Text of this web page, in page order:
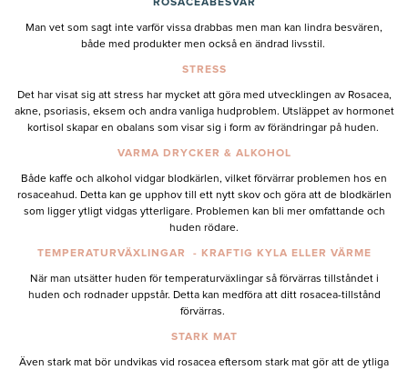
ROSACEABESVÄR
Man vet som sagt inte varför vissa drabbas men man kan lindra besvären,
både med produkter men också en ändrad livsstil.
STRESS
Det har visat sig att stress har mycket att göra med utvecklingen av Rosacea,
akne, psoriasis, eksem och andra vanliga hudproblem. Utsläppet av hormonet
kortisol skapar en obalans som visar sig i form av förändringar på huden.
VARMA DRYCKER & ALKOHOL
Både kaffe och alkohol vidgar blodkärlen, vilket förvärrar problemen hos en
rosaceahud. Detta kan ge upphov till ett nytt skov och göra att de blodkärlen
som ligger ytligt vidgas ytterligare. Problemen kan bli mer omfattande och
huden rödare.
TEMPERATURVÄXLINGAR - KRAFTIG KYLA ELLER VÄRME
När man utsätter huden för temperaturväxlingar så förvärras tillståndet i
huden och rodnader uppstår. Detta kan medföra att ditt rosacea-tillstånd
förvärras.
STARK MAT
Även stark mat bör undvikas vid rosacea eftersom stark mat gör att de ytliga